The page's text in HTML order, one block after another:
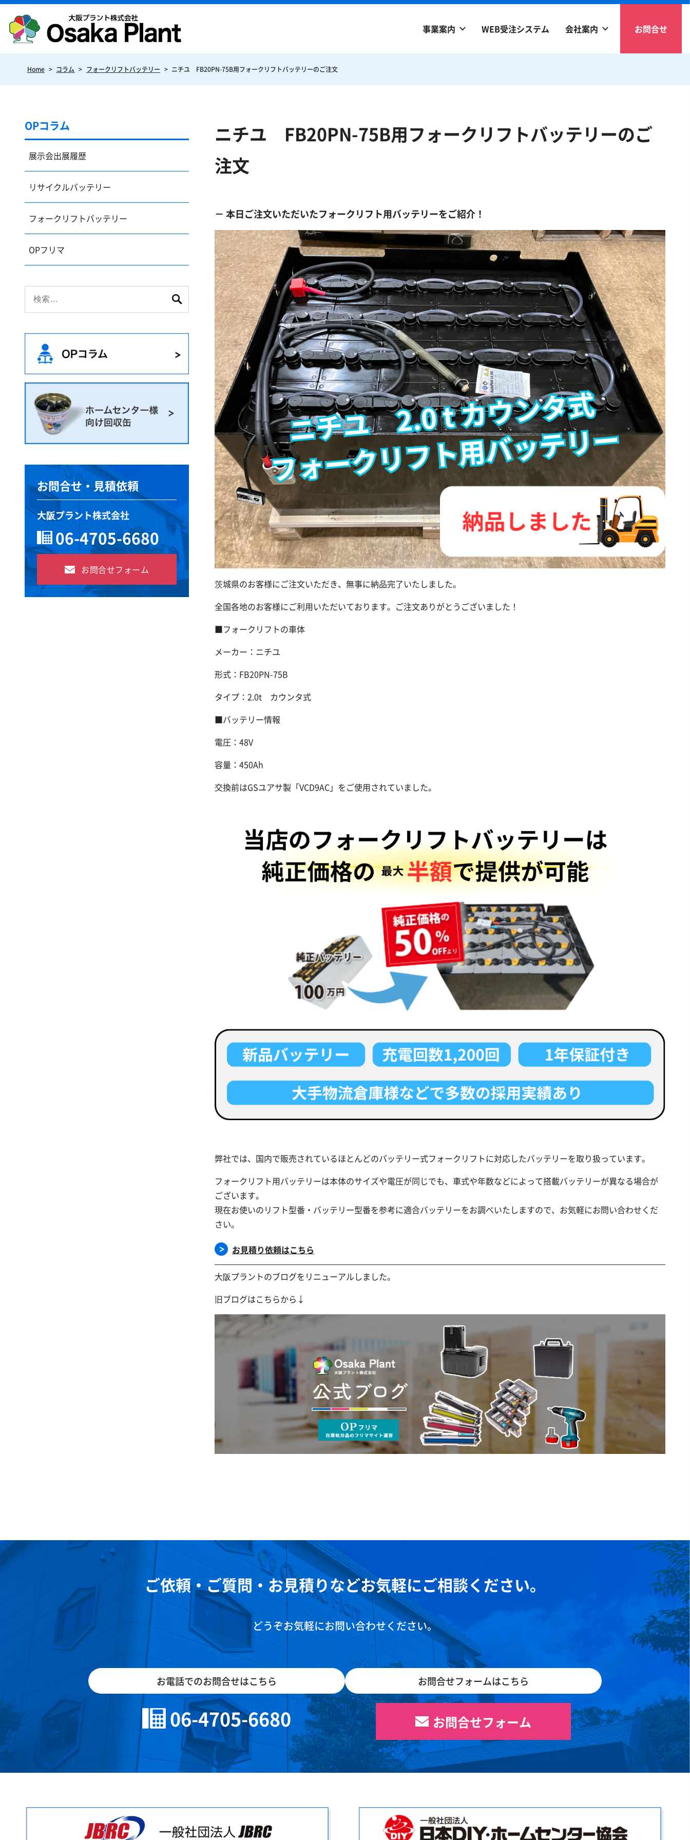
事業案内 WEB受注システム 会社案内 お問合せ
Home > コラム > フォークリフトバッテリー > ニチユ FB20PN-75B用フォークリフトバッテリーのご注文
ニチユ FB20PN-75B用フォークリフトバッテリーのご
注文
本日ご注文いただいたフォークリフト用バッテリーをご紹介！
茨城県のお客様にご注文いただき、無事に納品完了いたしました。
全国各地のお客様にご利用いただいております。ご注文ありがとうございました！
■フォークリフトの車体
メーカー：ニチユ
形式：FB20PN-75B
タイプ：2.0t カウンタ式
■バッテリー情報
電圧：48V
容量：450Ah
交換前はGSユアサ製「VCD9AC」をご使用されていました。
弊社では、国内で販売されているほとんどのバッテリー式フォークリフトに対応したバッテリーを取り扱っています。
フォークリフト用バッテリーは本体のサイズや電圧が同じでも、車式や年数などによって搭載バッテリーが異なる場合が
ございます。
現在お使いのリフト型番・バッテリー型番を参考に適合バッテリーをお調べいたしますので、お気軽にお問い合わせくだ
さい。
お見積り依頼はこちら
大阪プラントのブログをリニューアルしました。
旧ブログはこちらから↓
OPコラム
展示会出展履歴
リサイクルバッテリー
フォークリフトバッテリー
OPフリマ
索:
お問合せ・見積依頼
大阪プラント株式会社
06-4705-6680
お問合せフォーム
ご依頼・ご質問・お見積りなどお気軽にご相談ください。
どうぞお気軽にお問い合わせください。
お電話でのお問合せはこちら
06-4705-6680
お問合せフォームはこちら
お問合せフォーム